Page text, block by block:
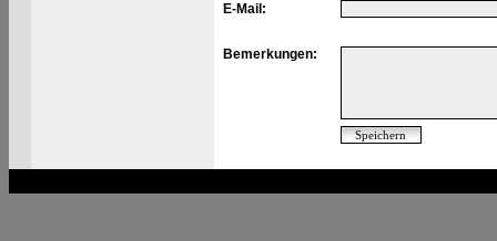
E-Mail:
Bemerkungen: